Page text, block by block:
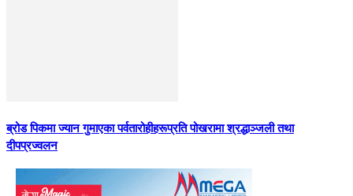
ब्रोड पिकमा ज्यान गुमाएका पर्वतारोहीहरूप्रति पोखरामा श्रद्धाञ्जली तथा
दीपप्रज्वलन